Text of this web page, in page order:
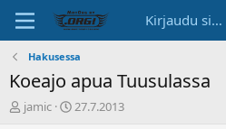
Kirjaudu sisään
Hakusessa
Koeajo apua Tuusulassa
K
jamic
A
27.7.2013